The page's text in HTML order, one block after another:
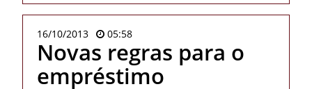
16/10/2013 05:58
Novas regras para o
empréstimo